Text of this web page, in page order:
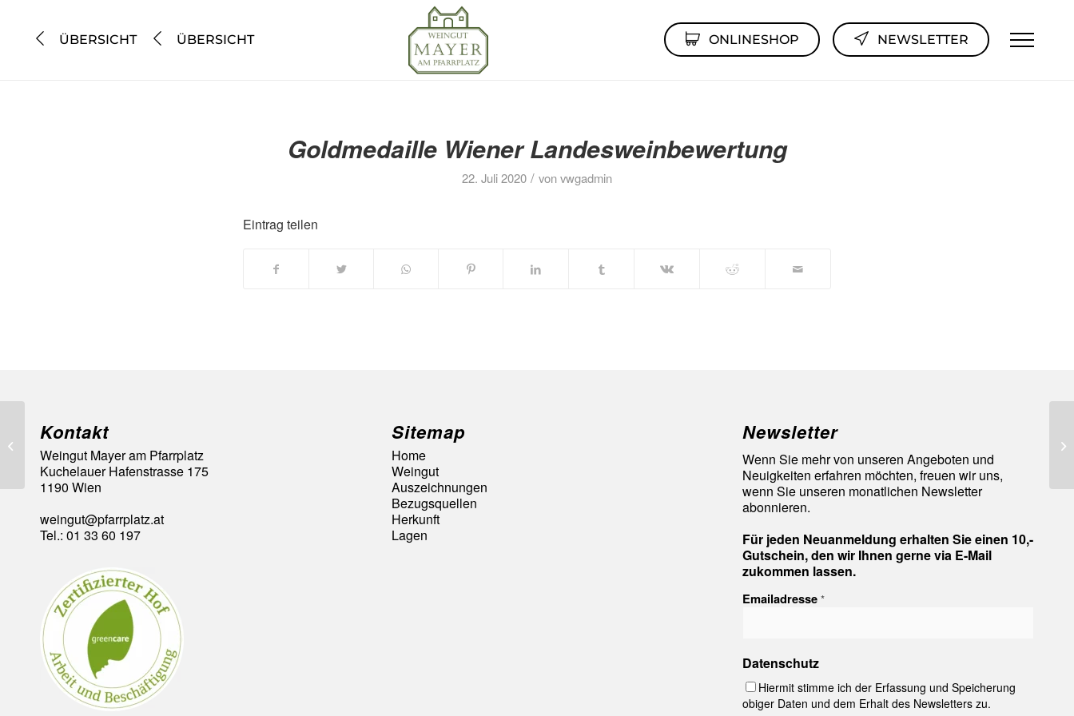
ÜBERSICHT ÜBERSICHT ONLINESHOP NEWSLETTER
Goldmedaille Wiener Landesweinbewertung
22. Juli 2020 / vonvwgadmin
Eintrag teilen
Kontakt
Weingut Mayer am Pfarrplatz
Kuchelauer Hafenstrasse 175
1190 Wien
weingut@pfarrplatz.at
Tel.: 01 33 60 197
Sitemap
Home
Weingut
Auszeichnungen
Bezugsquellen
Herkunft
Lagen
Newsletter
Wenn Sie mehr von unseren Angeboten und
Neuigkeiten erfahren möchten, freuen wir uns,
wenn Sie unseren monatlichen Newsletter
abonnieren.
Für jeden Neuanmeldung erhalten Sie einen 10,-
Gutschein, den wir Ihnen gerne via E-Mail
zukommen lassen.
Emailadresse*
Datenschutz
Hiermit stimme ich der Erfassung und Speicherung
obiger Daten und dem Erhalt des Newsletters zu.
Goldmedaille Wiener
Landesweinbewertung